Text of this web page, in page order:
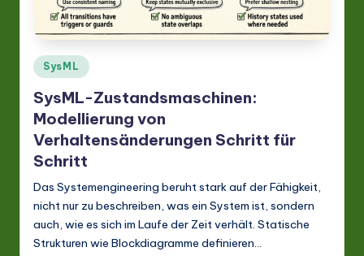
e
r
m
a
n
-
L
a
t
Posted
in
SysML
SysML-Zustandsmaschinen:
Modellierung von
Verhaltensänderungen Schritt für
Schritt
Das Systemengineering beruht stark auf der Fähigkeit,
nicht nur zu beschreiben, was ein System ist, sondern
auch, wie es sich im Laufe der Zeit verhält. Statische
Strukturen wie Blockdiagramme definieren…